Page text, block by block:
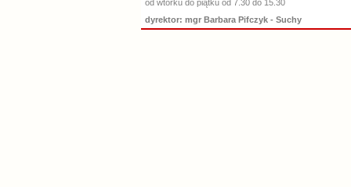
od wtorku do piątku od 7.30 do 15.30
dyrektor: mgr Barbara Pifczyk - Suchy